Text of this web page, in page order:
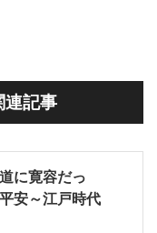
連記事
に寛容だっ
安～江戸時代